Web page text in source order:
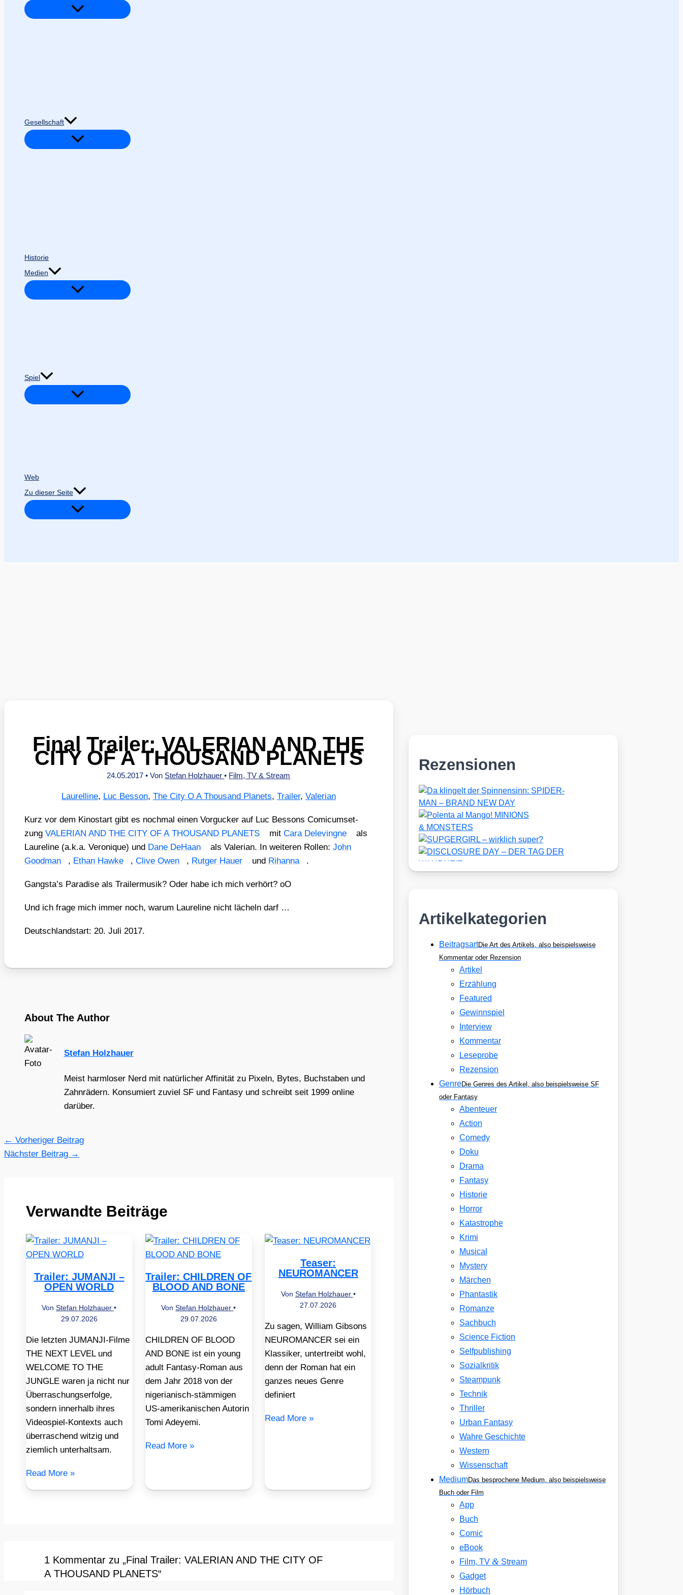
Gesellschaft
Historie
Medien
Spiel
Web
Zu dieser Seite
Final Trailer: VALERIAN AND THE
CITY OF A THOUSAND PLANETS
24.05.2017• Von Stefan Holzhauer• Film, TV & Stream
Laurelline, Luc Besson, The City O A Thousand Planets, Trailer, Valerian
Kurz vor dem Kino­start gibt es noch­mal einen Vor­gu­cker auf Luc Bes­sons Comic­um­set­
zung VALERIAN AND THE CITY OF A THOUSAND PLANETS mit Cara Dele­ving­ne
als
Lau­re­li­ne (a.k.a. Vero­ni­que) und Dane DeHa­an als Vale­ri­an. In wei­te­ren Rol­len: John
Good­man
, Ethan Haw­ke , Cli­ve Owen , Rut­ger Hau­er und Rihan­na .
Gangsta’s Para­di­se als Trai­ler­mu­sik? Oder habe ich mich ver­hört? oO
Und ich fra­ge mich immer noch, war­um Lau­re­li­ne nicht lächeln darf …
Deutsch­land­start: 20. Juli 2017.
About The Author
Stefan Holzhauer
Meist harmloser Nerd mit natürlicher Affinität zu Pixeln, Bytes, Buchstaben und
Zahnrädern. Konsumiert zuviel SF und Fantasy und schreibt seit 1999 online
darüber.
← Vorheriger Beitrag
Nächster Beitrag →
Verwandte Beiträge
Trailer: JUMANJI –
OPEN WORLD
VonStefan Holzhauer•
29.07.2026
Die letzten JUMANJI-Filme
THE NEXT LEVEL und
WELCOME TO THE
JUNGLE waren ja nicht nur
Überraschungserfolge,
sondern innerhalb ihres
Videospiel-Kontexts auch
überraschend witzig und
ziemlich unterhaltsam.
Read More »
Trailer: CHILDREN OF
BLOOD AND BONE
VonStefan Holzhauer•
29.07.2026
CHILDREN OF BLOOD
AND BONE ist ein young
adult Fantasy-Roman aus
dem Jahr 2018 von der
nigerianisch-stämmigen
US-amerikanischen Autorin
Tomi Adeyemi.
Read More »
Teaser:
NEUROMANCER
Von Stefan Holzhauer •
27.07.2026
Zu sagen, William Gibsons
NEUROMANCER sei ein
Klassiker, untertreibt wohl,
denn der Roman hat ein
ganzes neues Genre
definiert
Read More »
1 Kommentar zu „Final Trailer: VALERIAN AND THE CITY OF
A THOUSAND PLANETS“
Rezensionen
Artikelkategorien
BeitragsartDie Art des Artikels, also beispielsweise
Kommentar oder Rezension
Artikel
Erzählung
Featured
Gewinnspiel
Interview
Kommentar
Leseprobe
Rezension
GenreDie Genres des Artikel, also beispielsweise SF
oder Fantasy
Abenteuer
Action
Comedy
Doku
Drama
Fantasy
Historie
Horror
Katastrophe
Krimi
Musical
Mystery
Märchen
Phantastik
Romanze
Sachbuch
Science Fiction
Selfpublishing
Sozialkritik
Steampunk
Technik
Thriller
Urban Fantasy
Wahre Geschichte
Western
Wissenschaft
MediumDas besprochene Medium, also beispielsweise
Buch oder Film
App
Buch
Comic
eBook
Film, TV &Stream
Gadget
Hörbuch